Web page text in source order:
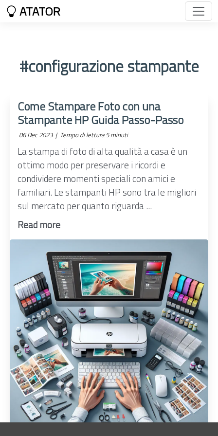
ATATOR
#configurazione stampante
Come Stampare Foto con una
Stampante HP Guida Passo-Passo
06 Dec 2023 | Tempo di lettura 5 minuti
La stampa di foto di alta qualità a casa è un
ottimo modo per preservare i ricordi e
condividere momenti speciali con amici e
familiari. Le stampanti HP sono tra le migliori
sul mercato per quanto riguarda ...
Read more